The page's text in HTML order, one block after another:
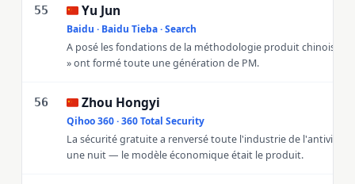
55 🇨🇳Yu Jun
Baidu · Baidu Tieba · Search
A posé les fondations de la méthodologie produit chinoise ;
» ont formé toute une génération de PM.
56 🇨🇳Zhou Hongyi
Qihoo 360 · 360 Total Security
La sécurité gratuite a renversé toute l'industrie de l'antivirus
une nuit — le modèle économique était le produit.